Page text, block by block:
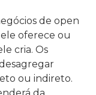
de open
oferece ou
cria. Os
ou indireto.